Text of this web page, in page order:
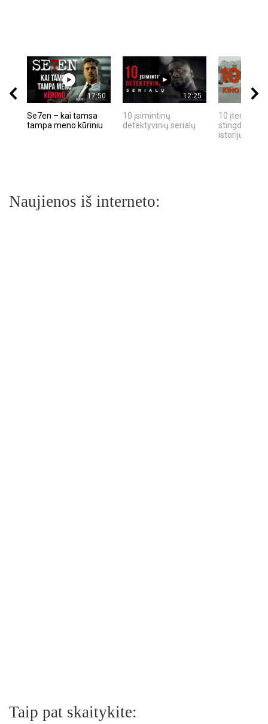
17:50
Se7en – kai tamsa
tampa meno kūriniu
12:25
10 įsimintinų
detektyvinių serialų
10 įtemptų,
stingdančių
istorijų
Naujienos iš interneto:
Taip pat skaitykite: